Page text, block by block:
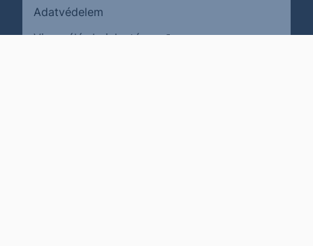
Adatvédelem
Visszaélés bejelentése(külső oldalra ugrik)